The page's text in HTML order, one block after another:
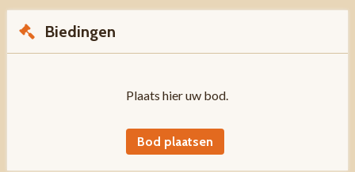
Biedingen
Plaats hier uw bod.
Bod plaatsen